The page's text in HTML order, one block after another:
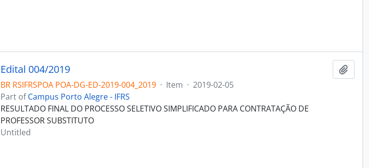
Edital 004/2019
BR RSIFRSPOA POA-DG-ED-2019-004_2019 · Item · 2019-02-05
Part ofCampus Porto Alegre - IFRS
RESULTADO FINAL DO PROCESSO SELETIVO SIMPLIFICADO PARA CONTRATAÇÃO DE
PROFESSOR SUBSTITUTO
Untitled